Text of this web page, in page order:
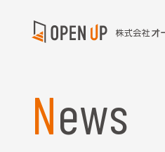
News